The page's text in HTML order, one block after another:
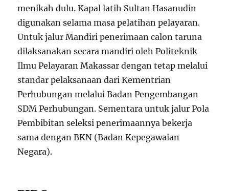
menikah dulu. Kapal latih Sultan Hasanudin
digunakan selama masa pelatihan pelayaran.
Untuk jalur Mandiri penerimaan calon taruna
dilaksanakan secara mandiri oleh Politeknik
Ilmu Pelayaran Makassar dengan tetap melalui
standar pelaksanaan dari Kementrian
Perhubungan melalui Badan Pengembangan
SDM Perhubungan. Sementara untuk jalur Pola
Pembibitan seleksi penerimaannya bekerja
sama dengan BKN (Badan Kepegawaian
Negara).